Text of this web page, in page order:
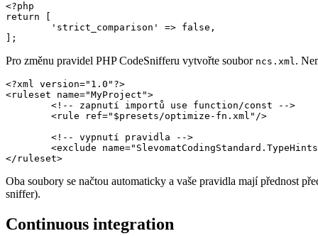
<?php
return [
Pro změnu pravidel PHP CodeSnifferu vytvořte soubor ncs.xml.
<?xml version="1.0"?>
<ruleset name="MyProject">
Oba soubory se načtou automaticky a vaše pravidla mají přednost
sniffer).
Continuous integration